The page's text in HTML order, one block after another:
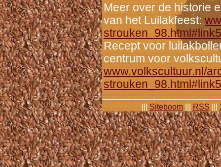
Meer over de historie
van het Luilakfeest:
Recept voor
centrum voor
www.volkscultuur.nl/
Siteboom||| RSS